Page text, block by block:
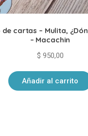
de cartas – Mulita,
– Macachin
$ 950,00
Añadir al carrito